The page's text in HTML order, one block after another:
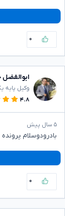
۰
وکیل پایه
۴.۸
۵ سال پیش
بادرودوسلام
۰